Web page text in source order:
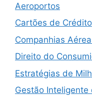
Aeroportos
Cartões de Crédito
Companhias
Direito do
Estratégias de
Gestão Inteligente